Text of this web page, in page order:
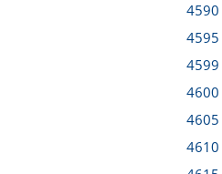
4590
4595
4599
4600
4605
4610